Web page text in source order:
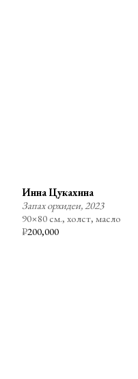
₽200,000
Инна Цукахина
Запах орхидеи, 2023
90×80 см., холст, масло